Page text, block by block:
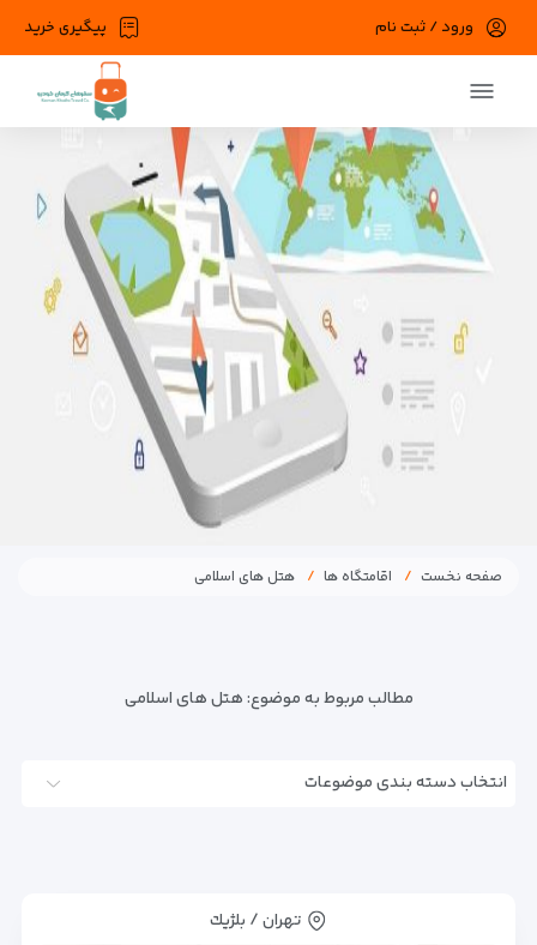
پیگیری خرید ورود / ثبت نام
صفحه نخست اقامتگاه ها هتل های اسلامی
مطالب مربوط به موضوع:هتل های اسلامی
انتخاب دسته بندی موضوعات
تهران / بلژيك